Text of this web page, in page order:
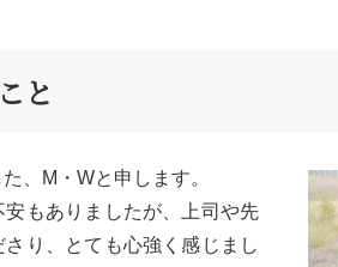
と
、M・Wと申します。
もありましたが、上司や先
り、とても心強く感じまし